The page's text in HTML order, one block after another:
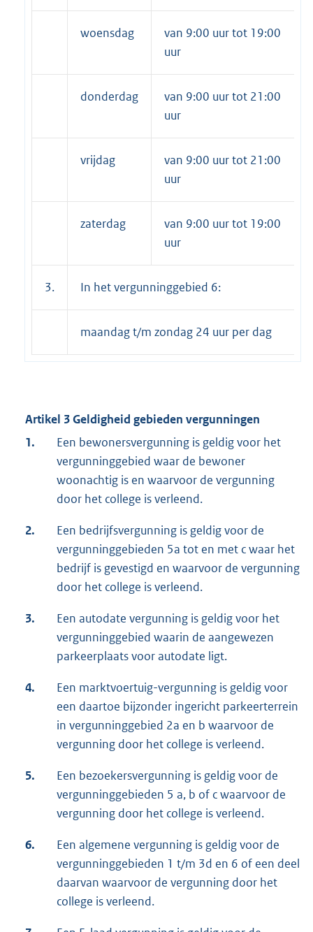
woensdag
van 9:00 uur tot 19:00
uur
donderdag
van 9:00 uur tot 21:00
uur
vrijdag
van 9:00 uur tot 21:00
uur
zaterdag
van 9:00 uur tot 19:00
uur
3. In het vergunninggebied 6:
maandag t/m zondag 24 uur per dag
Artikel 3 Geldigheid gebieden vergunningen
1.
Een bewonersvergunning is geldig voor het
vergunninggebied waar de bewoner
woonachtig is en waarvoor de vergunning
door het college is verleend.
2.
Een bedrijfsvergunning is geldig voor de
vergunninggebieden 5a tot en met c waar het
bedrijf is gevestigd en waarvoor de vergunning
door het college is verleend.
3.
Een autodate vergunning is geldig voor het
vergunninggebied waarin de aangewezen
parkeerplaats voor autodate ligt.
4.
Een marktvoertuig-vergunning is geldig voor
een daartoe bijzonder ingericht parkeerterrein
in vergunninggebied 2a en b waarvoor de
vergunning door het college is verleend.
5.
Een bezoekersvergunning is geldig voor de
vergunninggebieden 5 a, b of c waarvoor de
vergunning door het college is verleend.
6.
Een algemene vergunning is geldig voor de
vergunninggebieden 1 t/m 3d en 6 of een deel
daarvan waarvoor de vergunning door het
college is verleend.